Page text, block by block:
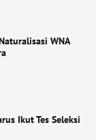
WNA
Ikut Tes Seleksi